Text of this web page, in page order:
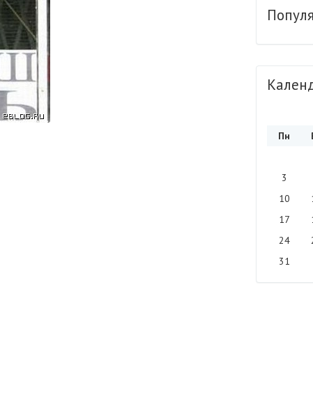
Пн
3
10
17
24
31